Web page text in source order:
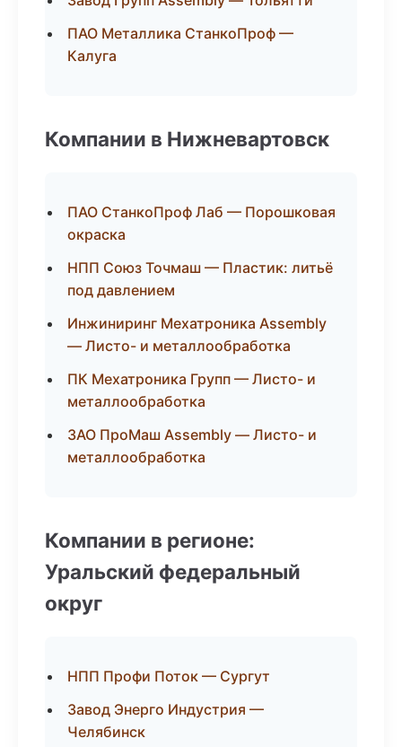
ПАО Металлика СтанкоПроф —
Калуга
Компании в Нижневартовск
ПАО СтанкоПроф Лаб — Порошковая
окраска
НПП Союз Точмаш — Пластик: литьё
под давлением
Инжиниринг Мехатроника Assembly
— Листо- и металлообработка
ПК Мехатроника Групп — Листо- и
металлообработка
ЗАО ПроМаш Assembly — Листо- и
металлообработка
Компании в регионе:
Уральский федеральный
округ
НПП Профи Поток — Сургут
Завод Энерго Индустрия —
Челябинск